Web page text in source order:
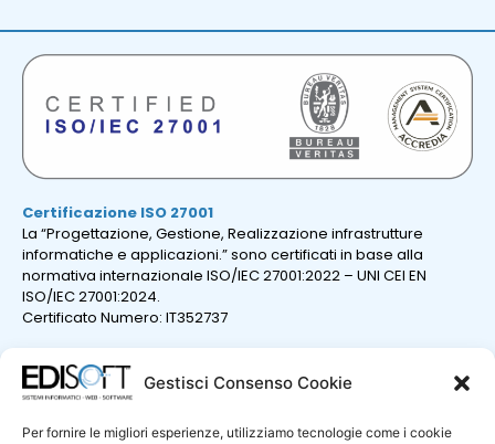
Gestisci Consenso Cookie
Per fornire le migliori esperienze, utilizziamo tecnologie come i cookie
Certificazione ISO 27001
La “Progettazione, Gestione, Realizzazione infrastrutture
informatiche e applicazioni.” sono certificati in base alla
normativa internazionale ISO/IEC 27001:2022 – UNI CEI EN
ISO/IEC 27001:2024.
Certificato Numero: IT352737